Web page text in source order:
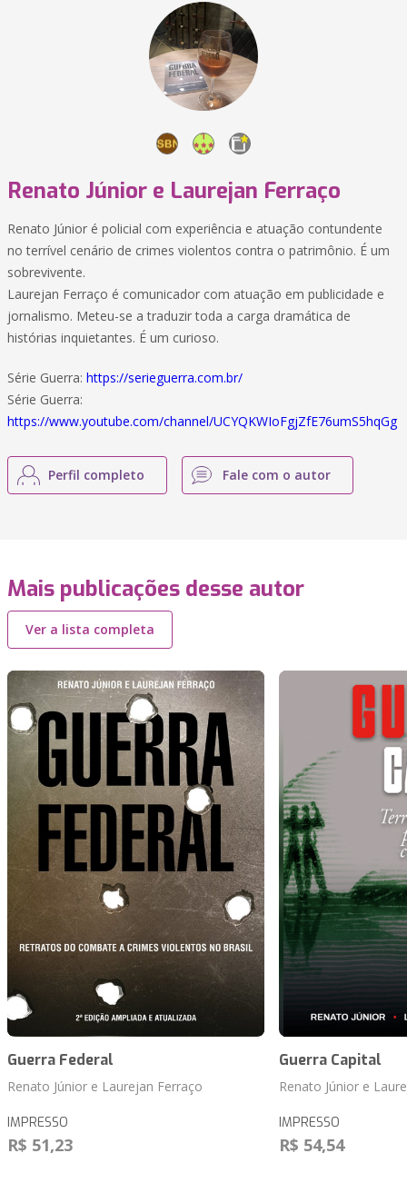
Renato Júnior e Laurejan Ferraço
Renato Júnior é policial com experiência e atuação contundente
no terrível cenário de crimes violentos contra o patrimônio. É um
sobrevivente.
Laurejan Ferraço é comunicador com atuação em publicidade e
jornalismo. Meteu-se a traduzir toda a carga dramática de
histórias inquietantes. É um curioso.
Série Guerra: https://serieguerra.com.br/
Série Guerra:
https://www.youtube.com/channel/UCYQKWIoFgjZfE76umS5hqGg
Perfil completo Fale com o autor
Mais publicações desse autor
Ver a lista completa
Guerra Federal
Renato Júnior e Laurejan Ferraço
IMPRESSO
R$ 51,23
Guerra Capital
Renato Júnior e
IMPRESSO
R$ 54,54